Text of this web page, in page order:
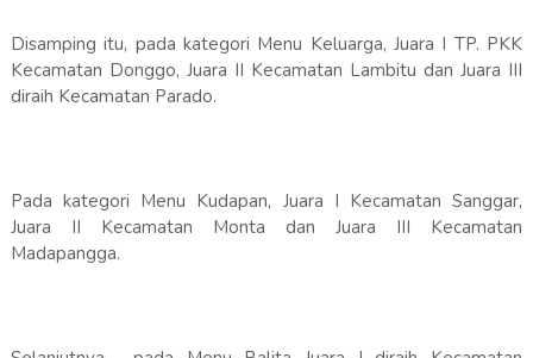
Disamping itu, pada kategori Menu Keluarga, Juara I TP. PKK
Kecamatan Donggo, Juara II Kecamatan Lambitu dan Juara III
diraih Kecamatan Parado.
Pada kategori Menu Kudapan, Juara I Kecamatan Sanggar,
Juara II Kecamatan Monta dan Juara III Kecamatan
Madapangga.